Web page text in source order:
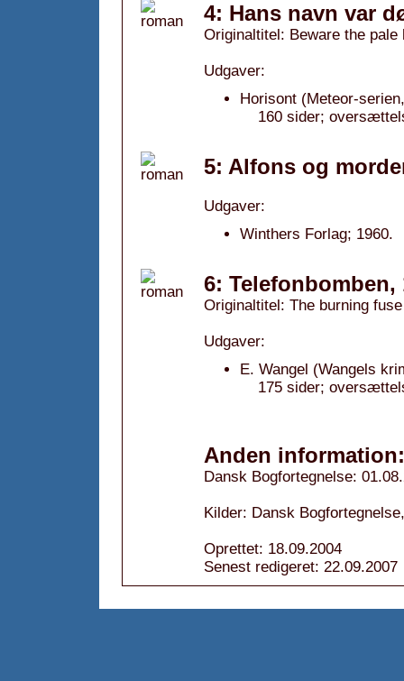
4: Hans navn var
Originaltitel: Beware the pale
Udgaver:
Horisont (Meteor-
160 sider;
5: Alfons og
Udgaver:
Winthers Forlag; 1960.
6: Telefonbomben,
Originaltitel: The burning fuse
Udgaver:
E. Wangel (Wangels
175 sider;
Anden information:
Dansk Bogfortegnelse:
Kilder: Dansk
Oprettet: 18.09.2004
Senest redigeret: 22.09.2007